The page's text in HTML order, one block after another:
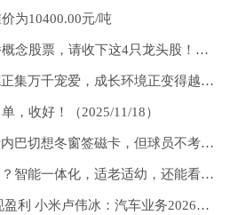
为10400.00元/吨
今日要闻!A股：游戏直播概念股票，请收下这4只龙头股！（11月18日）
是金子总会发光！谢泼德正集万千宠爱，成长环境正变得越来越好！
，收好！（2025/11/18）
看点：图片报：尤文和费内巴切想冬窗签磁卡，但球员不考虑提前离队
江苏的厕所升级成这样了？智能一体化，适老适幼，还能看书休憩
前沿热点:三季度如期实现盈利 小米卢伟冰：汽车业务2026年非常有挑战、毛利率或不及今年